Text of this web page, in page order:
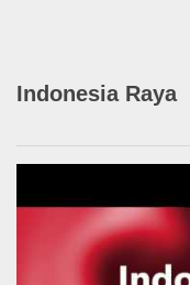
Indonesia Raya